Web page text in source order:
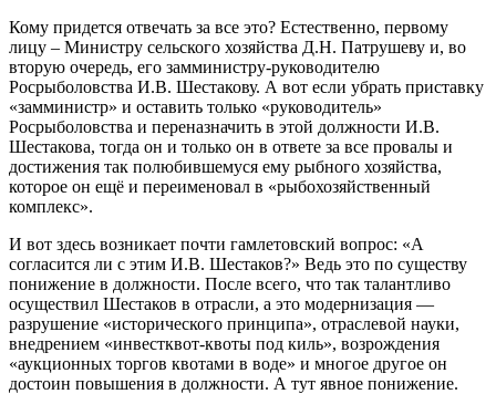
Кому придется отвечать за все это? Естественно, первому
лицу – Министру сельского хозяйства Д.Н. Патрушеву и, во
вторую очередь, его замминистру-руководителю
Росрыболовства И.В. Шестакову. А вот если убрать приставку
«замминистр» и оставить только «руководитель»
Росрыболовства и переназначить в этой должности И.В.
Шестакова, тогда он и только он в ответе за все провалы и
достижения так полюбившемуся ему рыбного хозяйства,
которое он ещё и переименовал в «рыбохозяйственный
комплекс».
И вот здесь возникает почти гамлетовский вопрос: «А
согласится ли с этим И.В. Шестаков?» Ведь это по существу
понижение в должности. После всего, что так талантливо
осуществил Шестаков в отрасли, а это модернизация —
разрушение «исторического принципа», отраслевой науки,
внедрением «инвестквот-квоты под киль», возрождения
«аукционных торгов квотами в воде» и многое другое он
достоин повышения в должности. А тут явное понижение.